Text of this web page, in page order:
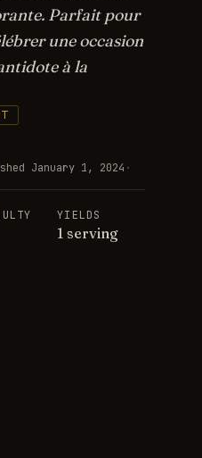
Parfait pour
une occasion
à la
January 1, 2024 ·
YIELDS
1 serving